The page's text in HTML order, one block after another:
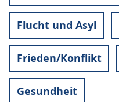
Flucht und Asyl
Frieden/Konflikt
Gesundheit